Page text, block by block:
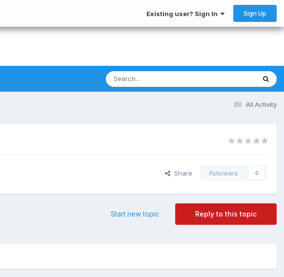
Existing user? Sign In Sign Up
All Activity
Share Followers 0
Reply to this topic
Start new topic